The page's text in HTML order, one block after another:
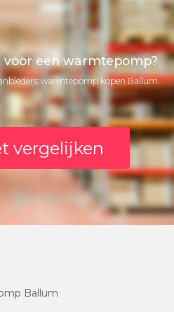
voor een warmtepomp?
warmtepomp kopen Ballum.
vergelijken
Ballum